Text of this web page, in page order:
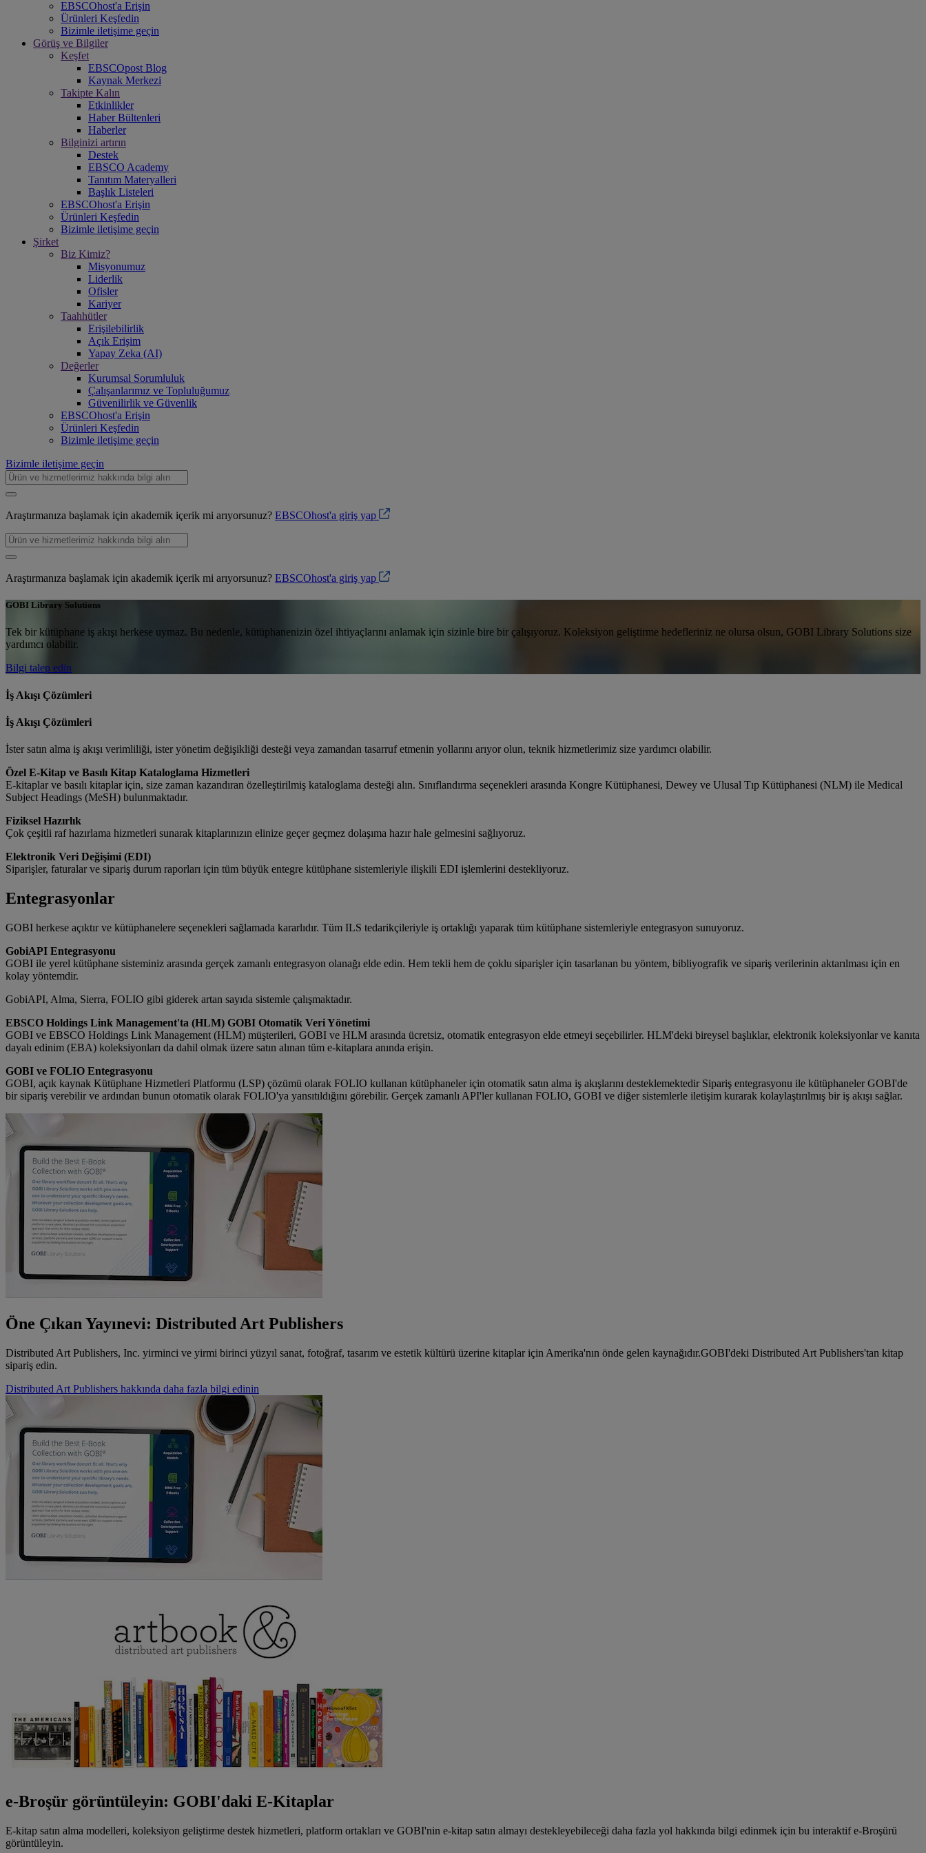
EBSCOhost'a Erişin
Ürünleri Keşfedin
Bizimle iletişime geçin
Görüş ve Bilgiler
Keşfet
EBSCOpost Blog
Kaynak Merkezi
Takipte Kalın
Etkinlikler
Haber Bültenleri
Haberler
Bilginizi artırın
Destek
EBSCO Academy
Tanıtım Materyalleri
Başlık Listeleri
EBSCOhost'a Erişin
Ürünleri Keşfedin
Bizimle iletişime geçin
Şirket
Biz Kimiz?
Misyonumuz
Liderlik
Ofisler
Kariyer
Taahhütler
Erişilebilirlik
Açık Erişim
Yapay Zeka (AI)
Değerler
Kurumsal Sorumluluk
Çalışanlarımız ve Topluluğumuz
Güvenilirlik ve Güvenlik
EBSCOhost'a Erişin
Ürünleri Keşfedin
Bizimle iletişime geçin
Bizimle iletişime geçin
Araştırmanıza başlamak için akademik içerik mi arıyorsunuz? EBSCOhost'a giriş yap
Araştırmanıza başlamak için akademik içerik mi arıyorsunuz? EBSCOhost'a giriş yap
GOBI Library Solutions
Tek bir kütüphane iş akışı herkese uymaz. Bu nedenle, kütüphanenizin özel ihtiyaçlarını anlamak için sizinle bire bir çalışıyoruz. Koleksiyon geliştirme hedefleriniz ne olursa olsun, GOBI Library Solutions size
yardımcı olabilir.
Bilgi talep edin
İş Akışı Çözümleri
İş Akışı Çözümleri
İster satın alma iş akışı verimliliği, ister yönetim değişikliği desteği veya zamandan tasarruf etmenin yollarını arıyor olun, teknik hizmetlerimiz size yardımcı olabilir.
Özel E-Kitap ve Basılı Kitap Kataloglama Hizmetleri
E-kitaplar ve basılı kitaplar için, size zaman kazandıran özelleştirilmiş kataloglama desteği alın. Sınıflandırma seçenekleri arasında Kongre Kütüphanesi, Dewey ve Ulusal Tıp Kütüphanesi (NLM) ile Medical
Subject Headings (MeSH) bulunmaktadır.
Fiziksel Hazırlık
Çok çeşitli raf hazırlama hizmetleri sunarak kitaplarınızın elinize geçer geçmez dolaşıma hazır hale gelmesini sağlıyoruz.
Elektronik Veri Değişimi (EDI)
Siparişler, faturalar ve sipariş durum raporları için tüm büyük entegre kütüphane sistemleriyle ilişkili EDI işlemlerini destekliyoruz.
Entegrasyonlar
GOBI herkese açıktır ve kütüphanelere seçenekleri sağlamada kararlıdır. Tüm ILS tedarikçileriyle iş ortaklığı yaparak tüm kütüphane sistemleriyle entegrasyon sunuyoruz.
GobiAPI Entegrasyonu
GOBI ile yerel kütüphane sisteminiz arasında gerçek zamanlı entegrasyon olanağı elde edin. Hem tekli hem de çoklu siparişler için tasarlanan bu yöntem, bibliyografik ve sipariş verilerinin aktarılması için en
kolay yöntemdir.
GobiAPI, Alma, Sierra, FOLIO gibi giderek artan sayıda sistemle çalışmaktadır.
EBSCO Holdings Link Management'ta (HLM) GOBI Otomatik Veri Yönetimi
GOBI ve EBSCO Holdings Link Management (HLM) müşterileri, GOBI ve HLM arasında ücretsiz, otomatik entegrasyon elde etmeyi seçebilirler. HLM'deki bireysel başlıklar, elektronik koleksiyonlar ve kanıta
dayalı edinim (EBA) koleksiyonları da dahil olmak üzere satın alınan tüm e-kitaplara anında erişin.
GOBI ve FOLIO Entegrasyonu
GOBI, açık kaynak Kütüphane Hizmetleri Platformu (LSP) çözümü olarak FOLIO kullanan kütüphaneler için otomatik satın alma iş akışlarını desteklemektedir Sipariş entegrasyonu ile kütüphaneler GOBI'de
bir sipariş verebilir ve ardından bunun otomatik olarak FOLIO'ya yansıtıldığını görebilir. Gerçek zamanlı API'ler kullanan FOLIO, GOBI ve diğer sistemlerle iletişim kurarak kolaylaştırılmış bir iş akışı sağlar.
Öne Çıkan Yayınevi: Distributed Art Publishers
Distributed Art Publishers, Inc. yirminci ve yirmi birinci yüzyıl sanat, fotoğraf, tasarım ve estetik kültürü üzerine kitaplar için Amerika'nın önde gelen kaynağıdır.GOBI'deki Distributed Art Publishers'tan kitap
sipariş edin.
Distributed Art Publishers hakkında daha fazla bilgi edinin
e-Broşür görüntüleyin: GOBI'daki E-Kitaplar
E-kitap satın alma modelleri, koleksiyon geliştirme destek hizmetleri, platform ortakları ve GOBI'nin e-kitap satın almayı destekleyebileceği daha fazla yol hakkında bilgi edinmek için bu interaktif e-Broşürü
görüntüleyin.